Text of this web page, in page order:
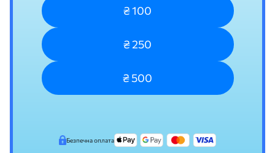
₴ 100
₴ 250
₴ 500
Безпечна оплата